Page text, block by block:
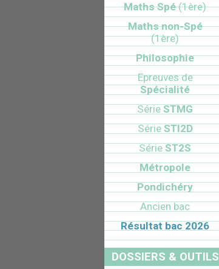
Maths Spé(1ère)
Maths non-Spé
(1ère)
Philosophie
Epreuves de
Spécialité
Série STMG
SérieSTI2D
Série ST2S
Métropole
Pondichéry
Ancien bac
Résultat bac 2026
DOSSIERS & OUTILS